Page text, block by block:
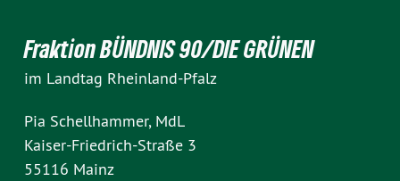
Fraktion BÜNDNIS 90/DIE GRÜNEN
im Landtag Rheinland-Pfalz
Pia Schellhammer, MdL
Kaiser-Friedrich-Straße 3
55116 Mainz